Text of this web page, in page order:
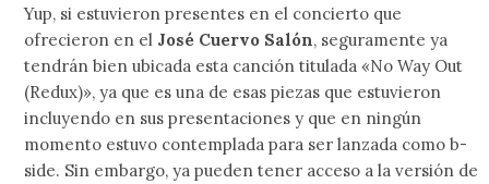
Yup, si estuvieron presentes en el concierto que
ofrecieron en el José Cuervo Salón, seguramente ya
tendrán bien ubicada esta canción titulada «No Way Out
(Redux)», ya que es una de esas piezas que estuvieron
incluyendo en sus presentaciones y que en ningún
momento estuvo contemplada para ser lanzada como b-
side. Sin embargo, ya pueden tener acceso a la versión de